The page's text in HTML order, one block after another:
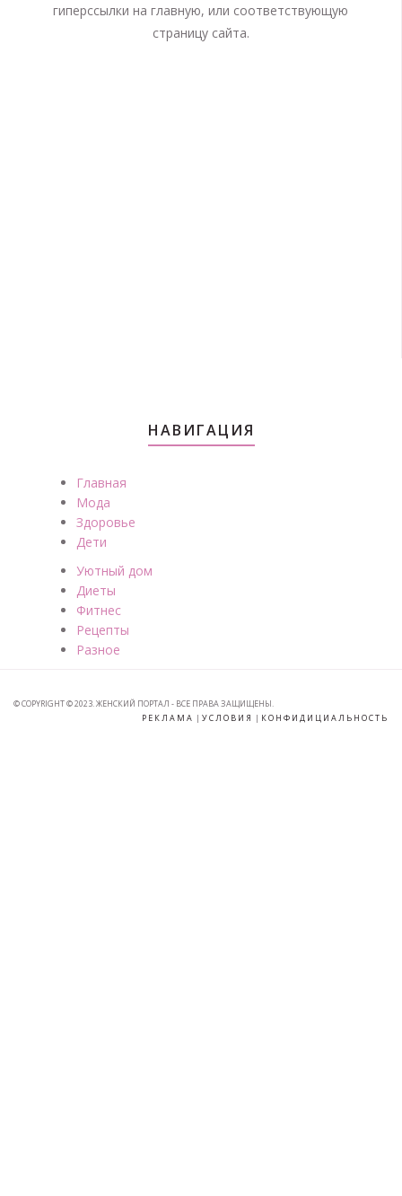
гиперссылки на главную, или соответствующую
страницу сайта.
НАВИГАЦИЯ
Главная
Мода
Здоровье
Дети
Уютный дом
Диеты
Фитнес
Рецепты
Разное
© COPYRIGHT © 2023. ЖЕНСКИЙ ПОРТАЛ - ВСЕ ПРАВА ЗАЩИЩЕНЫ.
РЕКЛАМА | УСЛОВИЯ | КОНФИДИЦИАЛЬНОСТЬ